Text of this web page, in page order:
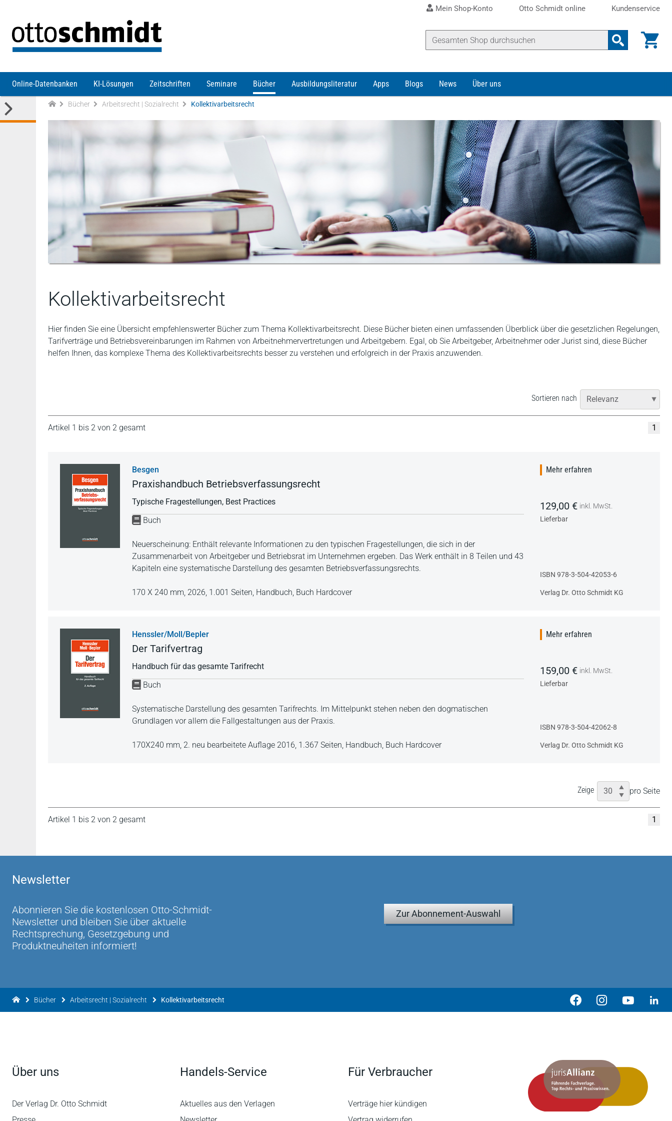
Mein Shop-Konto Otto Schmidt online Kundenservice
Online-Datenbanken KI-Lösungen Zeitschriften Seminare Bücher Ausbildungsliteratur Apps Blogs News Über uns
Bücher Arbeitsrecht | Sozialrecht Kollektivarbeitsrecht
Kollektivarbeitsrecht
Hier finden Sie eine Übersicht empfehlenswerter Bücher zum Thema Kollektivarbeitsrecht. Diese Bücher bieten einen umfassenden Überblick über die gesetzlichen Regelungen,
Tarifverträge und Betriebsvereinbarungen im Rahmen von Arbeitnehmervertretungen und Arbeitgebern. Egal, ob Sie Arbeitgeber, Arbeitnehmer oder Jurist sind, diese Bücher
helfen Ihnen, das komplexe Thema des Kollektivarbeitsrechts besser zu verstehen und erfolgreich in der Praxis anzuwenden.
Sortieren nach
Artikel 1 bis 2 von 2 gesamt 1
Besgen
Praxishandbuch Betriebsverfassungsrecht
Typische Fragestellungen, Best Practices
Buch
Neuerscheinung: Enthält relevante Informationen zu den typischen Fragestellungen, die sich in der
Zusammenarbeit von Arbeitgeber und Betriebsrat im Unternehmen ergeben. Das Werk enthält in 8 Teilen und 43
Kapiteln eine systematische Darstellung des gesamten Betriebsverfassungsrechts.
170 X 240 mm, 2026, 1.001 Seiten, Handbuch, Buch Hardcover
Mehr erfahren
129,00 € inkl. MwSt.
Lieferbar
ISBN 978-3-504-42053-6
Verlag Dr. Otto Schmidt KG
Henssler/Moll/Bepler
Der Tarifvertrag
Handbuch für das gesamte Tarifrecht
Buch
Systematische Darstellung des gesamten Tarifrechts. Im Mittelpunkt stehen neben den dogmatischen
Grundlagen vor allem die Fallgestaltungen aus der Praxis.
170X240 mm, 2. neu bearbeitete Auflage 2016, 1.367 Seiten, Handbuch, Buch Hardcover
Mehr erfahren
159,00 € inkl. MwSt.
Lieferbar
ISBN 978-3-504-42062-8
Verlag Dr. Otto Schmidt KG
Zeige pro Seite
Artikel 1 bis 2 von 2 gesamt 1
Newsletter
Abonnieren Sie die kostenlosen Otto-Schmidt-
Newsletter und bleiben Sie über aktuelle
Rechtsprechung, Gesetzgebung und
Produktneuheiten informiert!
Zur Abonnement-Auswahl
Bücher Arbeitsrecht | Sozialrecht Kollektivarbeitsrecht
Über uns
Der Verlag Dr. Otto Schmidt
Handels-Service
Aktuelles aus den Verlagen
Für Verbraucher
Verträge hier kündigen